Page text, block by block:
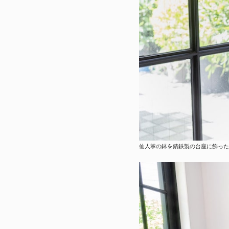
仙人掌の鉢を錆鉄製の台座に飾っ